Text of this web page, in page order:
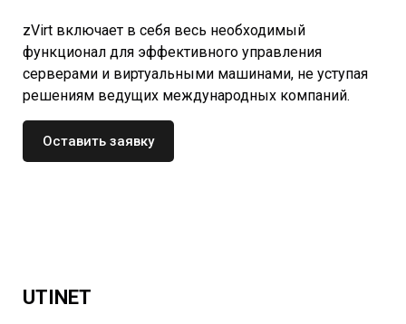
zVirt включает в себя весь необходимый
функционал для эффективного управления
серверами и виртуальными машинами, не уступая
решениям ведущих международных компаний.
Оставить заявку
UTINET